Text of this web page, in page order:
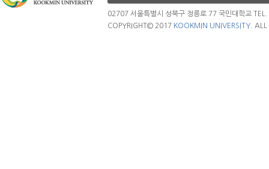
02707 서울특별시 성북구 정릉로 77 국민대학교
COPYRIGHT© 2017 KOOKMIN UNIVERSITY. ALL